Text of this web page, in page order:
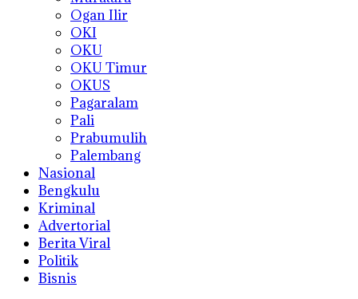
Ogan Ilir
OKI
OKU
OKU Timur
OKUS
Pagaralam
Pali
Prabumulih
Palembang
Nasional
Bengkulu
Kriminal
Advertorial
Berita Viral
Politik
Bisnis